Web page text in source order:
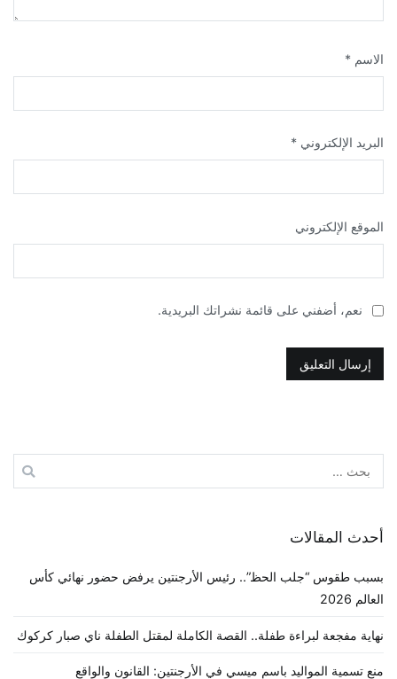
الاسم *
البريد الإلكتروني *
الموقع الإلكتروني
نعم، أضفني على قائمة نشراتك البريدية.
عن:
أحدث المقالات
بسبب طقوس “جلب الحظ”.. رئيس الأرجنتين يرفض حضور نهائي كأس
العالم 2026
نهاية مفجعة لبراءة طفلة.. القصة الكاملة لمقتل الطفلة ناي صبار كركوك
منع تسمية المواليد باسم ميسي في الأرجنتين: القانون والواقع